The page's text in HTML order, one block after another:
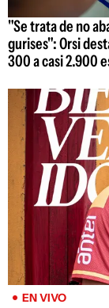
"Se trata de no
gurises": Orsi
300 a casi 2.900
EN VIVO